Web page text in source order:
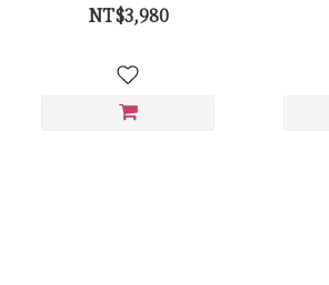
NT$3,980